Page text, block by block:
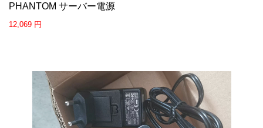
PHANTOM サーバー電源
12,069 円